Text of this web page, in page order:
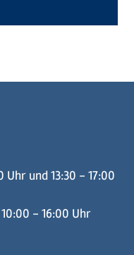
und 13:30 - 17:00
- 16:00 Uhr